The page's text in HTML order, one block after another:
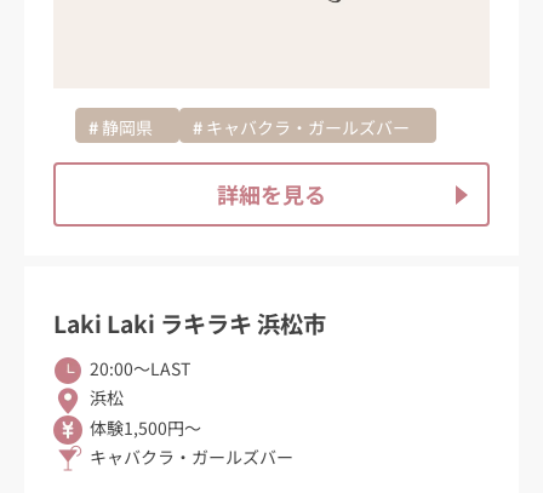
静岡県 キャバクラ・ガールズバー
詳細を見る
Laki Laki ラキラキ 浜松市
20:00〜LAST
浜松
体験1,500円～
キャバクラ・ガールズバー